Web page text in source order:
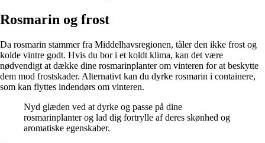
Rosmarin og frost
Da rosmarin stammer fra Middelhavsregionen, tåler den ikke frost og
kolde vintre godt. Hvis du bor i et koldt klima, kan det være
nødvendigt at dække dine rosmarinplanter om vinteren for at beskytte
dem mod frostskader. Alternativt kan du dyrke rosmarin i containere,
som kan flyttes indendørs om vinteren.
Nyd glæden ved at dyrke og passe på dine
rosmarinplanter og lad dig fortrylle af deres skønhed og
aromatiske egenskaber.